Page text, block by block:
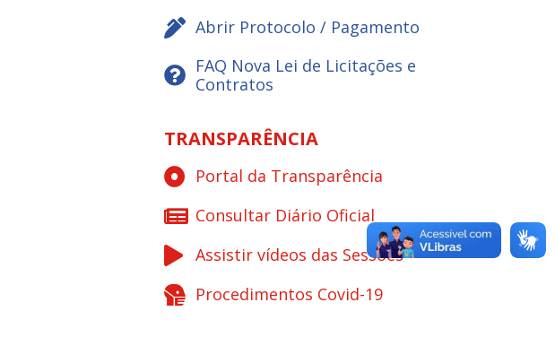
Abrir Protocolo / Pagamento
FAQ Nova Lei de Licitações e
Contratos
TRANSPARÊNCIA
Portal da Transparência
Consultar Diário Oficial
Assistir vídeos das Sessões
Procedimentos Covid-19